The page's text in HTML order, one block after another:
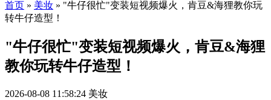
首页 » 美妆 » "牛仔很忙"变装短视频爆火，肯豆&海狸教你玩
转牛仔造型！
"牛仔很忙"变装短视频爆火，肯豆&海狸
教你玩转牛仔造型！
2026-08-08 11:58:24 美妆